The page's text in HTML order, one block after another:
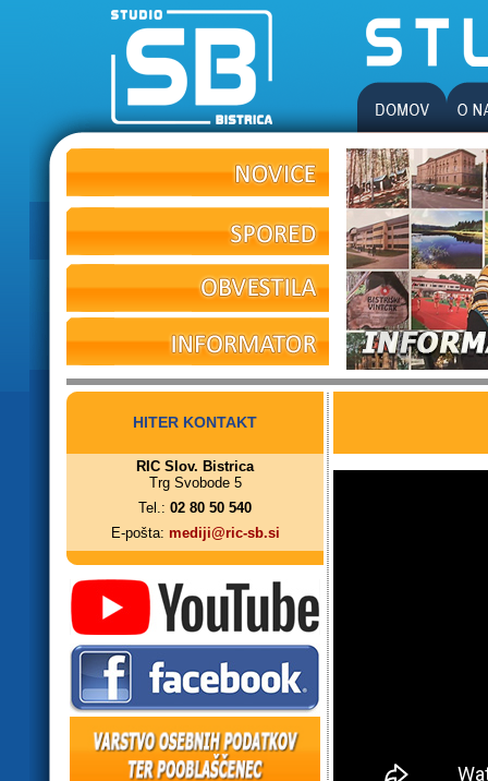
HITER KONTAKT
RIC Slov. Bistrica
Trg Svobode 5
Tel.: 02 80 50 540
E-pošta: mediji@ric-sb.si